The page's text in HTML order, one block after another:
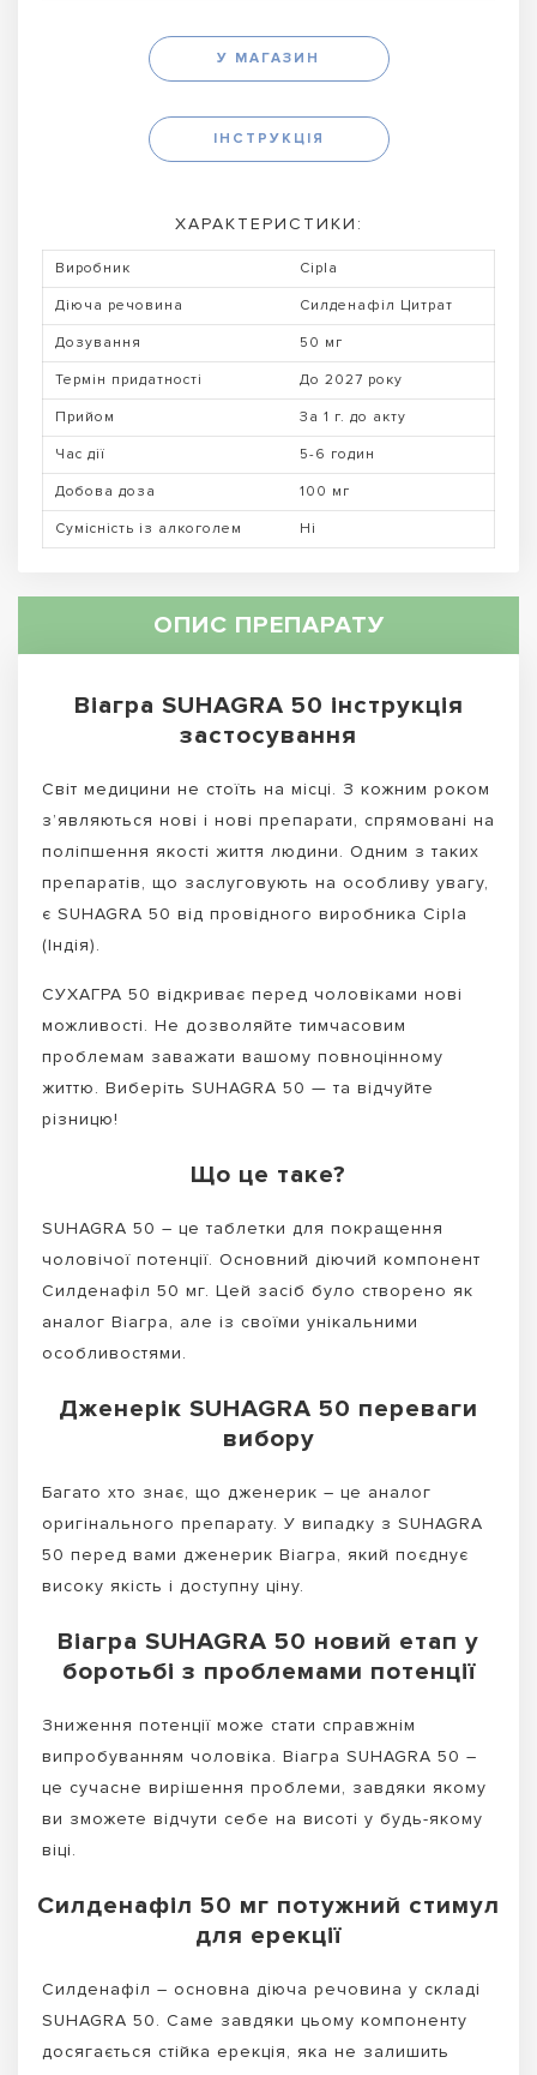
У МАГАЗИН
ІНСТРУКЦІЯ
ХАРАКТЕРИСТИКИ:
Виробник Cipla
Діюча речовина Силденафіл Цитрат
Дозування 50 мг
Термін придатності До 2027 року
Прийом За 1 г. до акту
Час дії 5-6 годин
Добова доза 100 мг
Сумісність із алкоголем Ні
ОПИС ПРЕПАРАТУ
Віагра SUHAGRA 50 інструкція
застосування
Світ медицини не стоїть на місці. З кожним роком
з’являються нові і нові препарати, спрямовані на
поліпшення якості життя людини. Одним з таких
препаратів, що заслуговують на особливу увагу,
є SUHAGRA 50 від провідного виробника Cipla
(Індія).
СУХАГРА 50 відкриває перед чоловіками нові
можливості. Не дозволяйте тимчасовим
проблемам заважати вашому повноцінному
життю. Виберіть SUHAGRA 50 — та відчуйте
різницю!
Що це таке?
SUHAGRA 50 – це таблетки для покращення
чоловічої потенції. Основний діючий компонент
Силденафіл 50 мг. Цей засіб було створено як
аналог Віагра, але із своїми унікальними
особливостями.
Дженерік SUHAGRA 50 переваги
вибору
Багато хто знає, що дженерик – це аналог
оригінального препарату. У випадку з SUHAGRA
50 перед вами дженерик Віагра, який поєднує
високу якість і доступну ціну.
Віагра SUHAGRA 50 новий етап у
боротьбі з проблемами потенції
Зниження потенції може стати справжнім
випробуванням чоловіка. Віагра SUHAGRA 50 –
це сучасне вирішення проблеми, завдяки якому
ви зможете відчути себе на висоті у будь-якому
віці.
Силденафіл 50 мг потужний стимул
для ерекції
Силденафіл – основна діюча речовина у складі
SUHAGRA 50. Саме завдяки цьому компоненту
досягається стійка ерекція, яка не залишить